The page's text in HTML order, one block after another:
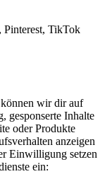
TikTok
wir dir auf
gesponserte Inhalte
oder Produkte
anzeigen
Einwilligung setzen
ein: